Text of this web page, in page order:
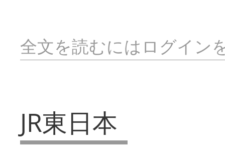
全文を読むにはログイン
JR東日本